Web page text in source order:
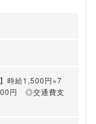
時給1,500円×7
円 ◎交通費支